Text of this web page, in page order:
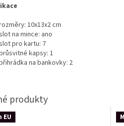
10x13x2 cm
na mince: ano
pro kartu: 7
kapsy: 1
na bankovky: 2
EU